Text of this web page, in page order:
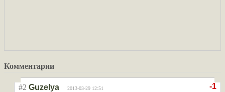
Комментарии
-1
#2 Guzelya 2013-03-29 12:51